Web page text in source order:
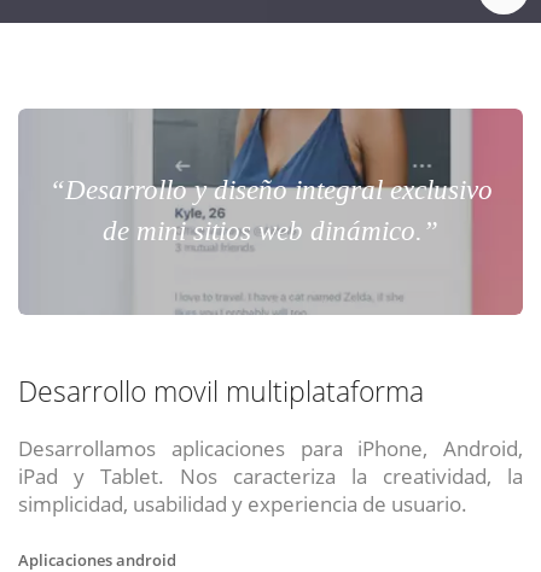
“Desarrollo y diseño integral exclusivo
de mini sitios web dinámico.”
Desarrollo movil multiplataforma
Desarrollamos aplicaciones para iPhone, Android,
iPad y Tablet. Nos caracteriza la creatividad, la
simplicidad, usabilidad y experiencia de usuario.
Aplicaciones android